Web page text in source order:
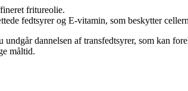
fritureolie.
fedtsyrer og E-vitamin, som beskytter
dannelsen af transfedtsyrer, som kan
måltid.